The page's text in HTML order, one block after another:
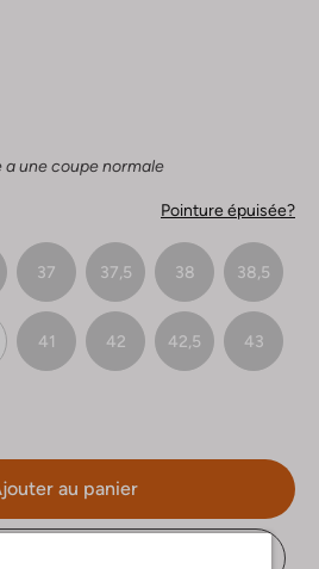
a une coupe normale
Pointure épuisée?
37 37,5 38 38,5
41 42 42,5 43
au panier